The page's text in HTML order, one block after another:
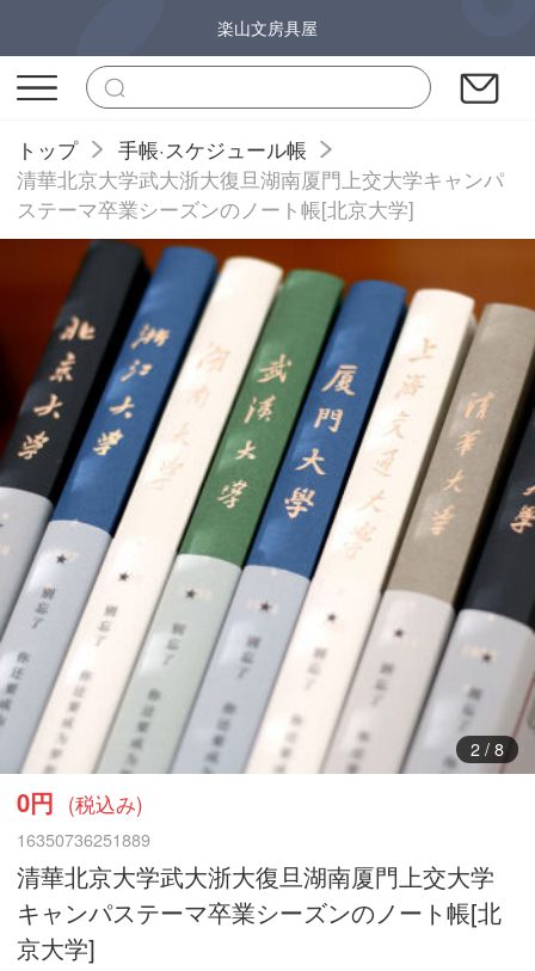
楽山文房具屋
トップ
手帳·スケジュール帳
清華北京大学武大浙大復旦湖南厦門上交大学キャンパ
ステーマ卒業シーズンのノート帳[北京大学]
3/ 8
0円 (税込み)
16350736251889
清華北京大学武大浙大復旦湖南厦門上交大学
キャンパステーマ卒業シーズンのノート帳[北
京大学]